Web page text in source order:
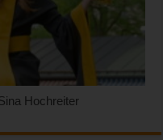
Hochreiter